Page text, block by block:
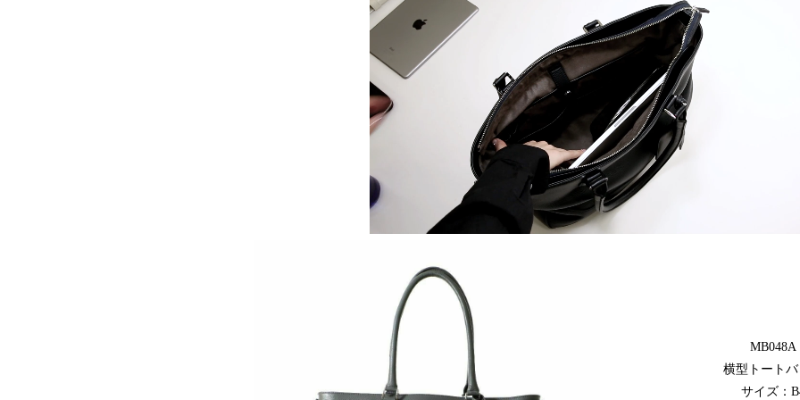
MB048A
横型トート
サイズ：